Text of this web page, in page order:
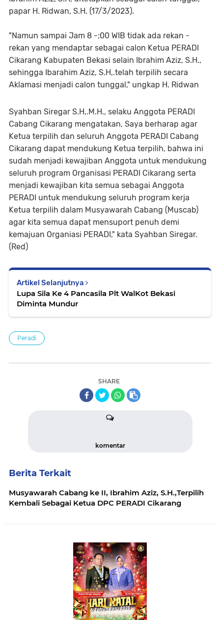
papar H. Ridwan, S.H. (17/3/2023).
"Namun sampai Jam 8 -;00 WIB tidak ada rekan -
rekan yang mendaptar sebagai calon Ketua PERADI
Cikarang Kabupaten Bekasi selain Ibrahim Aziz, S.H.,
sehingga Ibarahim Aziz, S.H,.telah terpilih secara
Aklamasi menjadi calon tunggal," ungkap H. Ridwan
Syahban Siregar S.H,.M.H., selaku Anggota PERADI
Cabang Cikarang mengatakan, Saya berharap agar
Ketua terpilih dan seluruh Anggota PERADI Cabang
Cikarang dapat mendukung Ketua terpilih, bahwa ini
sudah menjadi kewajiban Anggota untuk mendukung
seluruh program Organisasi PERADI Cikarang serta
menjadi kewajiban kita semua sebagai Anggota
PERADI untuk mendukung seluruh program kerja
Ketua terpilih dalam Musyawarah Cabang (Muscab)
agar kita semua dapat mensuport penuh demi
kemajuan Organiasi PERADI," kata Syahban Siregar.
(Red)
Artikel Selanjutnya
Lupa Sila Ke 4 Pancasila Plt WalKot Bekasi
Diminta Mundur
Peradi
SHARE
komentar
Berita Terkait
Musyawarah Cabang ke II, Ibrahim Aziz, S.H.,Terpilih
Kembali Sebagai Ketua DPC PERADI Cikarang